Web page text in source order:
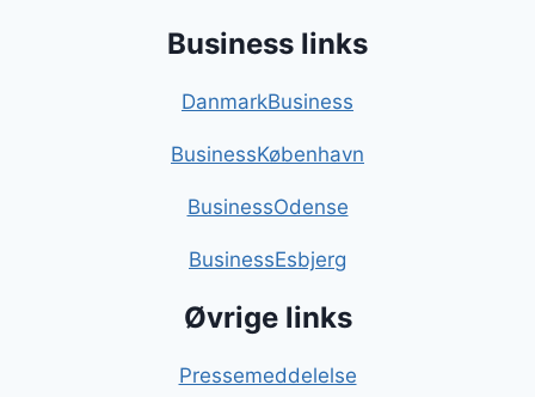
Business links
DanmarkBusiness
BusinessKøbenhavn
BusinessOdense
BusinessEsbjerg
Øvrige links
Pressemeddelelse